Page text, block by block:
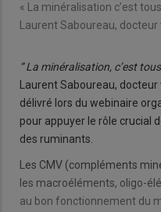
« La minéralisation c’est
Laurent Saboureau, docteur
“ La minéralisation, c’est
Laurent Saboureau,
délivré lors du webinaire
pour appuyer le rôle crucial
des ruminants.
Les CMV (compléments
les macroéléments, oligo-
au bon fonctionnement du